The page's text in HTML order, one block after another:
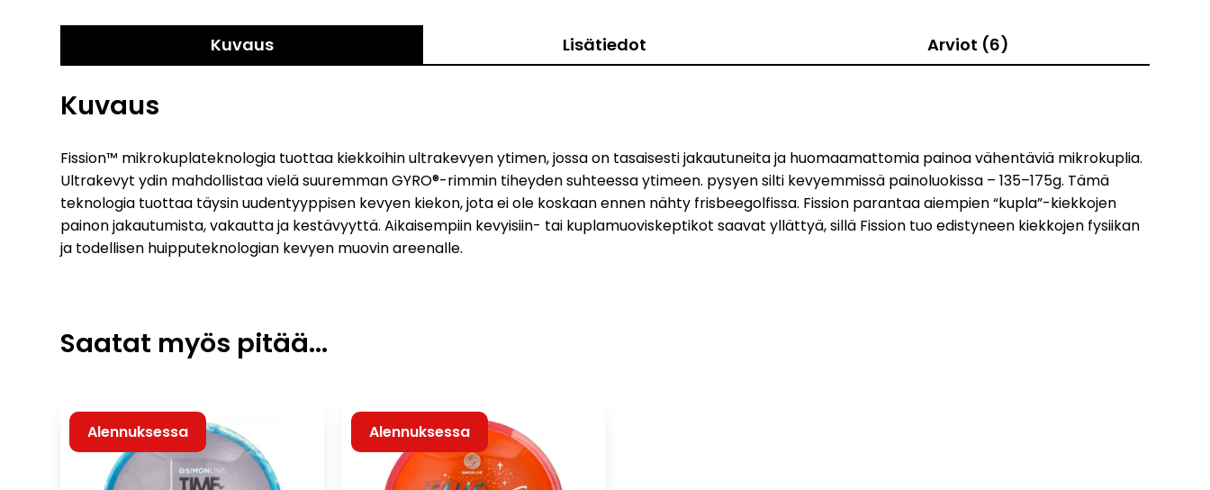
Kuvaus Lisätiedot Arviot (6)
Kuvaus
Fission™ mikrokuplateknologia tuottaa kiekkoihin ultrakevyen ytimen, jossa on tasaisesti jakautuneita ja huomaamattomia painoa vähentäviä mikrokuplia.
Ultrakevyt ydin mahdollistaa vielä suuremman GYRO®-rimmin tiheyden suhteessa ytimeen. pysyen silti kevyemmissä painoluokissa – 135–175g. Tämä
teknologia tuottaa täysin uudentyyppisen kevyen kiekon, jota ei ole koskaan ennen nähty frisbeegolfissa. Fission parantaa aiempien “kupla”-kiekkojen
painon jakautumista, vakautta ja kestävyyttä. Aikaisempiin kevyisiin- tai kuplamuoviskeptikot saavat yllättyä, sillä Fission tuo edistyneen kiekkojen fysiikan
ja todellisen huipputeknologian kevyen muovin areenalle.
Saatat myös pitää...
Alennuksessa Alennuksessa